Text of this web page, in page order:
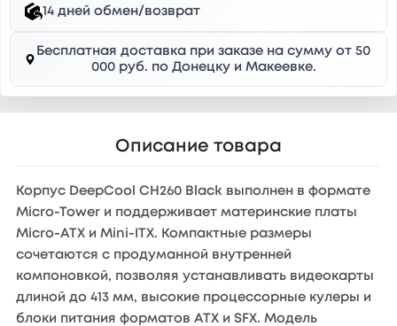
14 дней обмен/возврат
Бесплатная доставка при заказе на сумму от 50
000 руб. по Донецку и Макеевке.
Описание товара
Корпус DeepCool CH260 Black выполнен в формате
Micro-Tower и поддерживает материнские платы
Micro-ATX и Mini-ITX. Компактные размеры
сочетаются с продуманной внутренней
компоновкой, позволяя устанавливать видеокарты
длиной до 413 мм, высокие процессорные кулеры и
блоки питания форматов ATX и SFX. Модель